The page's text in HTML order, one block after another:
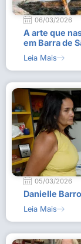
06/03/2026
A arte que
em Barra de
Leia Mais
05/03/2026
Danielle
Leia Mais